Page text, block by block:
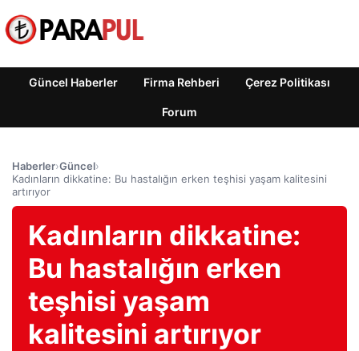
Güncel Haberler Firma Rehberi Çerez Politikası
Forum
Haberler›Güncel›
Kadınların dikkatine: Bu hastalığın erken teşhisi yaşam kalitesini
artırıyor
Kadınların dikkatine:
Bu hastalığın erken
teşhisi yaşam
kalitesini artırıyor